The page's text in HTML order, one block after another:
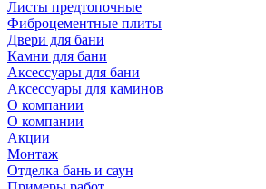
Листы предтопочные
Фиброцементные плиты
Двери для бани
Камни для бани
Аксессуары для бани
Аксессуары для каминов
О компании
О компании
Акции
Монтаж
Отделка бань и саун